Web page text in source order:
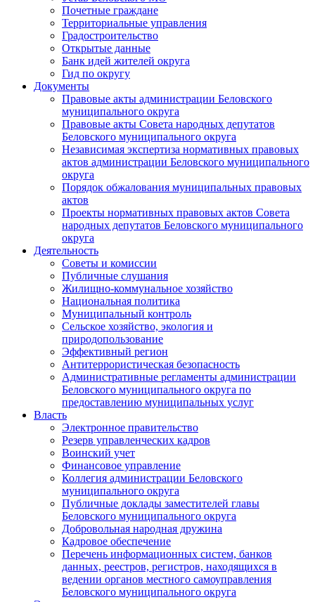
Почетные граждане
Территориальные управления
Градостроительство
Открытые данные
Банк идей жителей округа
Гид по округу
Документы
Правовые акты администрации Беловского
муниципального округа
Правовые акты Совета народных депутатов
Беловского муниципального округа
Независимая экспертиза нормативных правовых
актов администрации Беловского муниципального
округа
Порядок обжалования муниципальных правовых
актов
Проекты нормативных правовых актов Совета
народных депутатов Беловского муниципального
округа
Деятельность
Советы и комиссии
Публичные слушания
Жилищно-коммунальное хозяйство
Национальная политика
Муниципальный контроль
Сельское хозяйство, экология и
природопользование
Эффективный регион
Антитеррористическая безопасность
Административные регламенты администрации
Беловского муниципального округа по
предоставлению муниципальных услуг
Власть
Электронное правительство
Резерв управленческих кадров
Воинский учет
Финансовое управление
Коллегия администрации Беловского
муниципального округа
Публичные доклады заместителей главы
Беловского муниципального округа
Добровольная народная дружина
Кадровое обеспечение
Перечень информационных систем, банков
данных, реестров, регистров, находящихся в
ведении органов местного самоуправления
Беловского муниципального округа